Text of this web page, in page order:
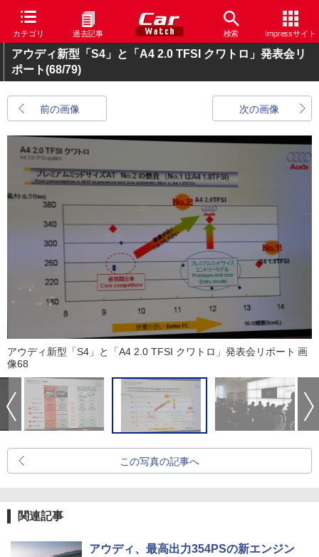
カテゴリ 過去記事 検索 Impressサイト
アウディ新型「S4」と「A4 2.0 TFSI クワトロ」発表会リ
ポート(68/79)
前の画像 次の画像
アウディ新型「S4」と「A4 2.0 TFSI クワトロ」発表会リポート 画
像68
この写真の記事へ
関連記事
アウディ、最高出力354PSの新エンジン